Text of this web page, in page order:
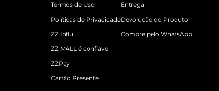
Termos de Uso
Políticas de Privacidade
ZZ Influ
ZZ MALL é confiável
ZZPay
Cartão Presente
Entrega
Devolução do Produto
Compre pelo WhatsApp